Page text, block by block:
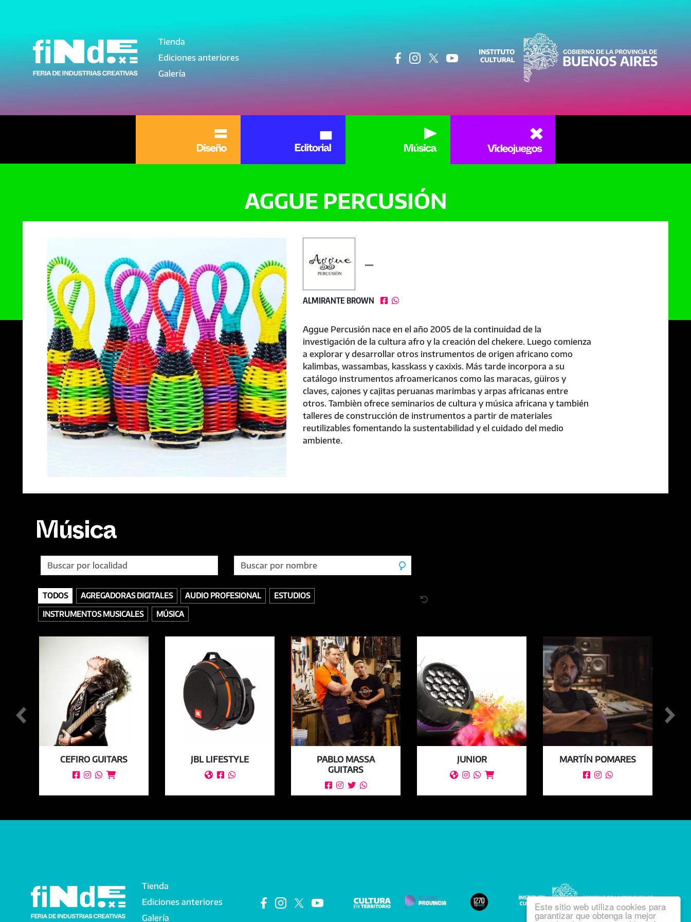
Este sitio web utiliza cookies para
garantizar que obtenga la mejor
Navegación principal
Tienda
Ediciones anteriores
Galería
AGGUE PERCUSIÓN
ALMIRANTE BROWN  
Aggue Percusión nace en el año 2005 de la continuidad de la
investigación de la cultura afro y la creación del chekere. Luego comienza
a explorar y desarrollar otros instrumentos de origen africano como
kalimbas, wassambas, kasskass y caxixis. Más tarde incorpora a su
catálogo instrumentos afroamericanos como las maracas, güiros y
claves, cajones y cajitas peruanas marimbas y arpas africanas entre
otros. Tambièn ofrece seminarios de cultura y música africana y también
talleres de construcción de instrumentos a partir de materiales
reutilizables fomentando la sustentabilidad y el cuidado del medio
ambiente.
Música
TODOS AGREGADORAS DIGITALES AUDIO PROFESIONAL
ESTUDIOS
INSTRUMENTOS MUSICALES
MÚSICA
MICRÓFONOS / INALÁMBRICOS EFECTOS MONITORES / PARLANTES OTROS
INSTRUMENTOS DE PERCUSIÓN TECLADOS / SINTETIZADORES / CONTROLADORES VIENTOS AUDIO PROFESIONAL INSTRUMENTOS MUSICALES
CEFIRO GUITARS
   
JBL LIFESTYLE
  
PABLO MASSA
GUITARS
   
JUNIOR
   
MARTÍN POMARES
  
Main navigation
Tienda
Ediciones anteriores
Galería